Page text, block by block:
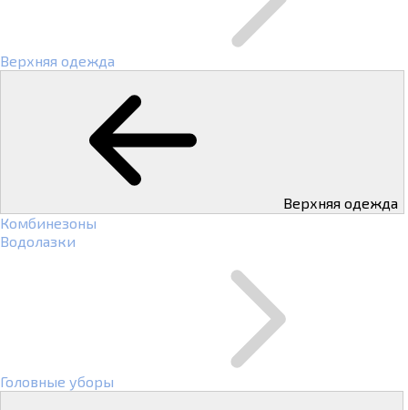
Верхняя одежда
Верхняя одежда
Комбинезоны
Водолазки
Головные уборы